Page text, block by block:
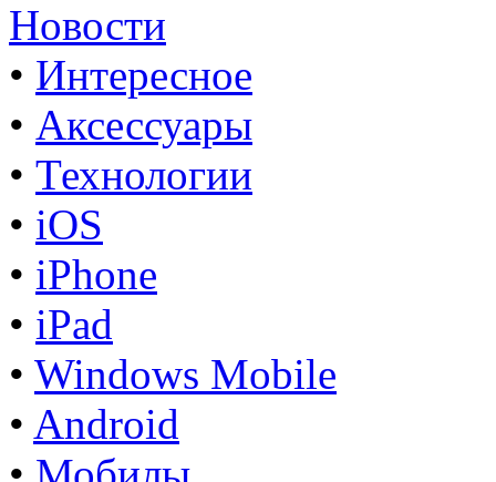
Новости
• Интересное
• Аксессуары
• Технологии
• iOS
• iPhone
• iPad
• Windows Mobile
• Android